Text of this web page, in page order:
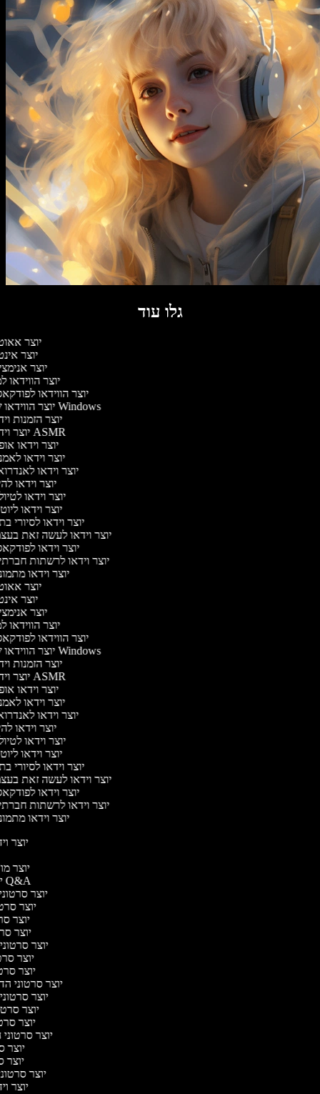
גלו עוד
יוצר
יוצר
יוצר
יוצר הווידאו
יוצר הווידאו
יוצר הווידאו של Windows
יוצר הזמנות
יוצר וידאו ASMR
יוצר וידאו
יוצר וידאו
יוצר וידאו
יוצר וידאו
יוצר וידאו
יוצר וידאו
יוצר וידאו לסיורי
יוצר וידאו לעשה זאת
יוצר וידאו
יוצר וידאו לרשתות
יוצר וידאו
יוצר
יוצר
יוצר
יוצר הווידאו
יוצר הווידאו
יוצר הווידאו של Windows
יוצר הזמנות
יוצר וידאו ASMR
יוצר וידאו
יוצר וידאו
יוצר וידאו
יוצר וידאו
יוצר וידאו
יוצר וידאו
יוצר וידאו לסיורי
יוצר וידאו לעשה זאת
יוצר וידאו
יוצר וידאו לרשתות
יוצר וידאו
יוצר
יוצר
יוצר סרטוני Q&A
יוצר
יוצר
יוצר
יוצר
יוצר סרטוני
יוצר
יוצר
יוצר סרטוני
יוצר
יוצר
יוצר
יוצר
יוצר
יוצר
יוצר
יוצר